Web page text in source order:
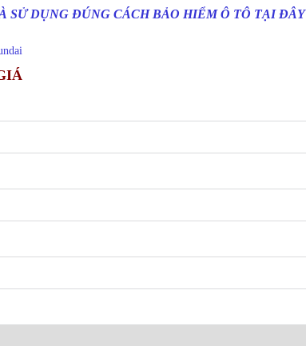
SỬ DỤNG ĐÚNG CÁCH BẢO HIỂM Ô TÔ TẠI ĐÂY